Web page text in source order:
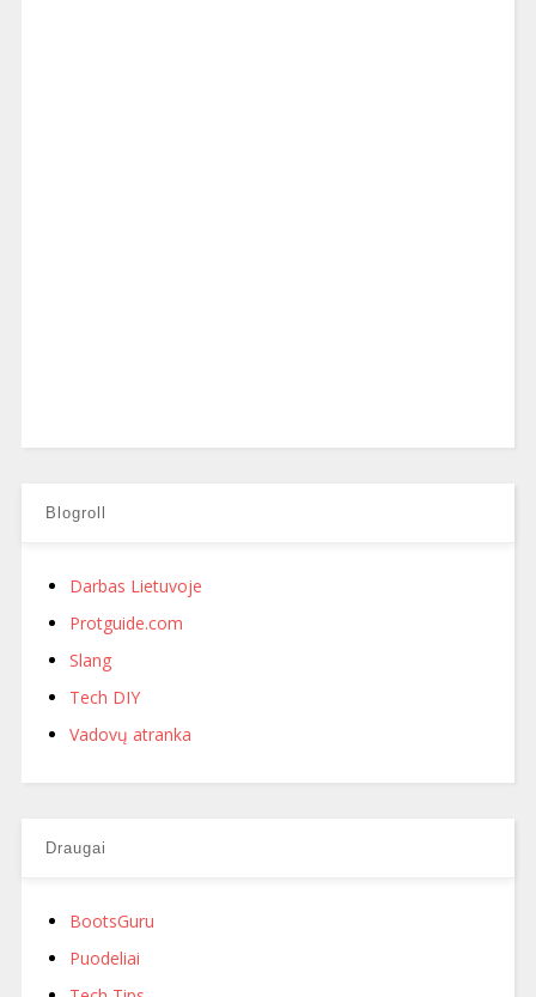
Blogroll
Darbas Lietuvoje
Protguide.com
Slang
Tech DIY
Vadovų atranka
Draugai
BootsGuru
Puodeliai